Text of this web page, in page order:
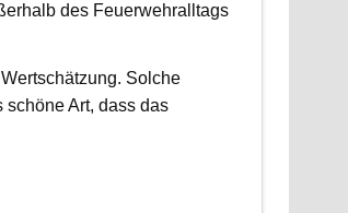
des Feuerwehralltags
Solche
Art, dass das